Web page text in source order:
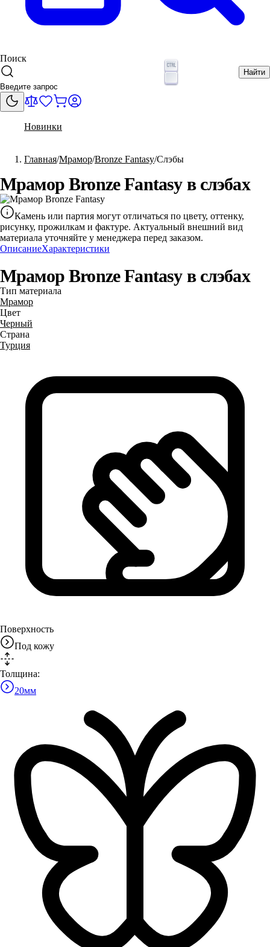
Поиск
Найти
Новинки
Главная Мрамор Bronze Fantasy Слэбы
Мрамор Bronze Fantasy в слэбах
Камень или партия могут отличаться по цвету, оттенку,
рисунку, прожилкам и фактуре. Актуальный внешний вид
материала уточняйте у менеджера перед заказом.
ОписаниеХарактеристики
Мрамор Bronze Fantasy в слэбах
Тип материала
Мрамор
Цвет
Черный
Страна
Турция
Поверхность
Под кожу
Толщина:
20мм